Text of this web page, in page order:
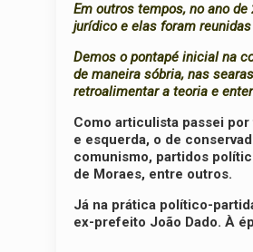
Em outros tempos, no ano
jurídico e elas foram
Demos o pontapé inicial na
de maneira sóbria, nas
retroalimentar a teoria e
Como articulista passei
e esquerda, o de
comunismo, partidos
de Moraes, entre outros.
Já na prática político-
ex-prefeito João Dado. À